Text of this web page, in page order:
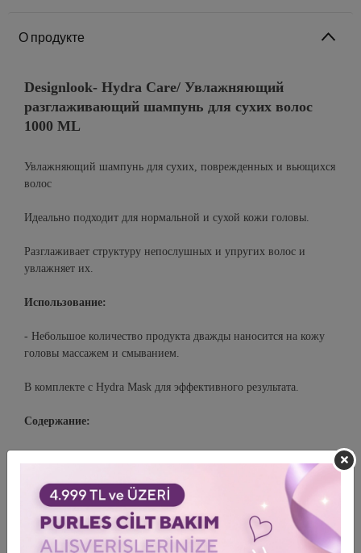
О продукте
Designlook- Hydra Care/ Увлажняющий
разглаживающий шампунь для сухих волос
1000 ML
Увлажняющий шампунь для сухих, поврежденных и вьющихся
волос
Идеально подходит для нормальной и сухой кожи головы.
Разглаживает структуру непослушных и упругих волос и
увлажняет их.
Использование:
- Небольшое количество продукта дважды наносится на кожу
головы массажем и смыванием.
В комплекте с Hydra Mask для эффективного результата.
Содержание:
пальмитолеиновой кислоты, 1-3% линолевой кислоты,
омега-6, омега-3, является единственным растительным
источником особенно омега-7 кислоты. Защищает цвет волос,
увеличивает их яркость и глубину. Защищает волосы от УФ-
лучей и неблагоприятных погодных условий. При регулярном